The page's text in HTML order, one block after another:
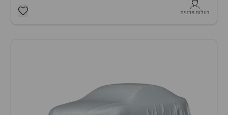
בעלות פרטית